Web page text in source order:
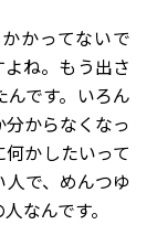
かってないで
ね。もう出さ
です。いろん
からなくなっ
かしたいって
人で、めんつゆ
なんです。